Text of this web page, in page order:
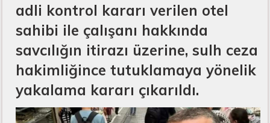
adli kontrol kararı verilen otel
sahibi ile çalışanı hakkında
savcılığın itirazı üzerine, sulh ceza
hakimliğince tutuklamaya yönelik
yakalama kararı çıkarıldı.​